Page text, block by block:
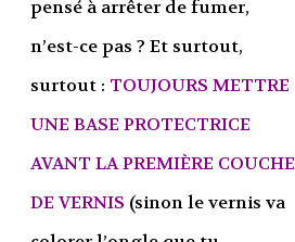
pensé à arrêter de fumer,
n’est-ce pas ? Et surtout,
surtout : TOUJOURS METTRE
UNE BASE PROTECTRICE
AVANT LA PREMIÈRE COUCHE
DE VERNIS (sinon le vernis va